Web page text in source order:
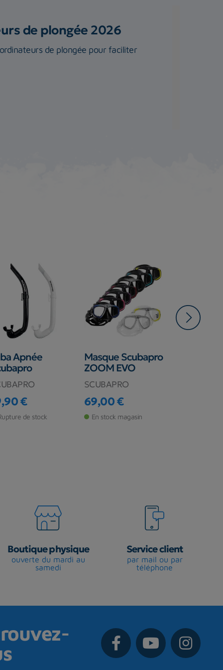
de plongée 2026
de plongée pour faciliter
Apnée
€
de stock
Masque Scubapro
ZOOM EVO
SCUBAPRO
Prix
69,00 €
En stock magasin
Boutique physique
ouverte du mardi au
samedi
Service client
par mail ou par
téléphone